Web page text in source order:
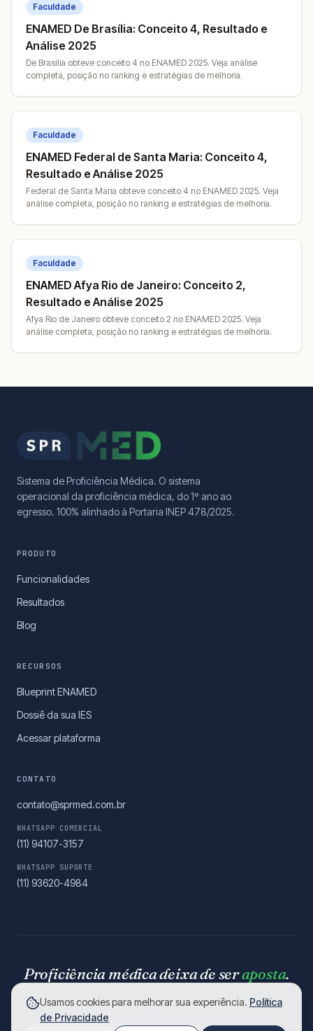
Faculdade
ENAMED De Brasília: Conceito 4, Resultado e
Análise 2025
De Brasília obteve conceito 4 no ENAMED 2025. Veja análise
completa, posição no ranking e estratégias de melhoria.
Faculdade
ENAMED Federal de Santa Maria: Conceito 4,
Resultado e Análise 2025
Federal de Santa Maria obteve conceito 4 no ENAMED 2025. Veja
análise completa, posição no ranking e estratégias de melhoria.
Faculdade
ENAMED Afya Rio de Janeiro: Conceito 2,
Resultado e Análise 2025
Afya Rio de Janeiro obteve conceito 2 no ENAMED 2025. Veja
análise completa, posição no ranking e estratégias de melhoria.
Sistema de Proficiência Médica. O sistema
operacional da proficiência médica, do 1º ano ao
egresso. 100% alinhado à Portaria INEP 478/2025.
PRODUTO
Funcionalidades
Resultados
Blog
RECURSOS
Blueprint ENAMED
Dossiê da sua IES
Acessar plataforma
CONTATO
contato@sprmed.com.br
WHATSAPP COMERCIAL
(11) 94107-3157
WHATSAPP SUPORTE
(11) 93620-4984
Proficiência médica deixa de seraposta.
Usamos cookies para melhorar sua experiência. Política
de Privacidade